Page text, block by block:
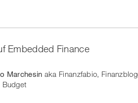
Embedded Finance
Marchesin aka Finanzfabio,
Budget